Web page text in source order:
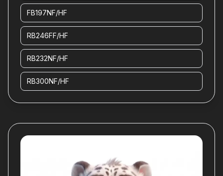
FB197NF/HF
RB246FF/HF
RB232NF/HF
RB300NF/HF